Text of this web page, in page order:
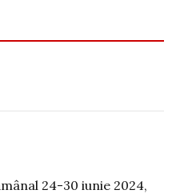
24-30 iunie 2024,